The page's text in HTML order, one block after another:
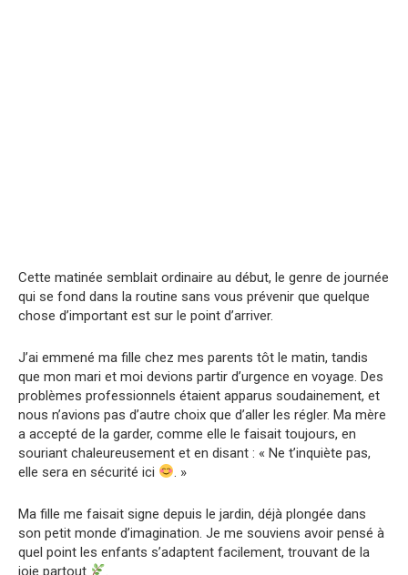
Cette matinée semblait ordinaire au début, le genre de journée
qui se fond dans la routine sans vous prévenir que quelque
chose d’important est sur le point d’arriver.
J’ai emmené ma fille chez mes parents tôt le matin, tandis
que mon mari et moi devions partir d’urgence en voyage. Des
problèmes professionnels étaient apparus soudainement, et
nous n’avions pas d’autre choix que d’aller les régler. Ma mère
a accepté de la garder, comme elle le faisait toujours, en
souriant chaleureusement et en disant : « Ne t’inquiète pas,
elle sera en sécurité ici
. »
Ma fille me faisait signe depuis le jardin, déjà plongée dans
son petit monde d’imagination. Je me souviens avoir pensé à
quel point les enfants s’adaptent facilement, trouvant de la
joie partout
.